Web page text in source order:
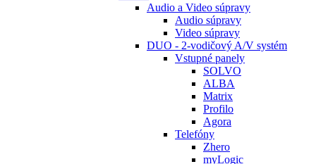
Audio a Video súpravy
Audio súpravy
Video súpravy
DUO - 2-vodičový A/V systém
Vstupné panely
SOLVO
ALBA
Matrix
Profilo
Agora
Telefóny
Zhero
myLogic